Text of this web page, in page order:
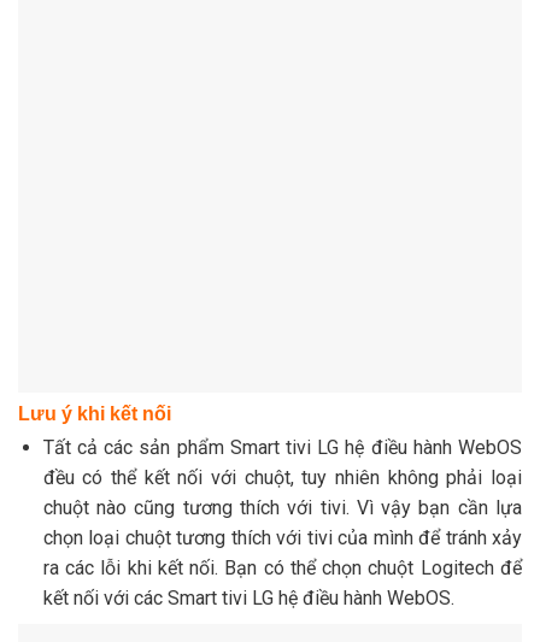
Lưu ý khi kết nối
Tất cả các sản phẩm Smart tivi LG hệ điều hành WebOS
đều có thể kết nối với chuột, tuy nhiên không phải loại
chuột nào cũng tương thích với tivi. Vì vậy bạn cần lựa
chọn loại chuột tương thích với tivi của mình để tránh xảy
ra các lỗi khi kết nối. Bạn có thể chọn chuột Logitech để
kết nối với các Smart tivi LG hệ điều hành WebOS.